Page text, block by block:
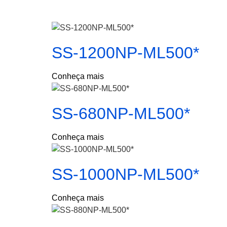
SS-1200NP-ML500*
Conheça mais
SS-680NP-ML500*
Conheça mais
SS-1000NP-ML500*
Conheça mais